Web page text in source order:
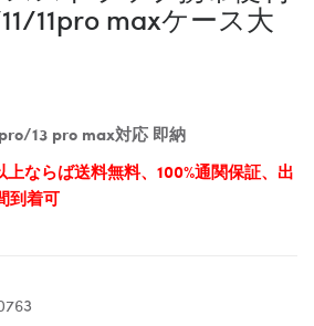
11pro maxケース大
13 pro max対応 即納
ならば送料無料、100%通関保証、出
到着可